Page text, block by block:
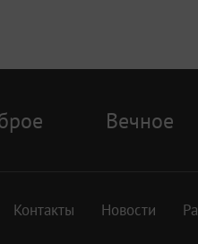
Вечное
Контакты Новости